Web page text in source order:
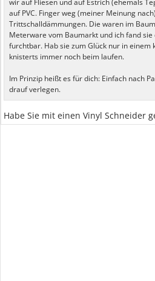
wir auf Fliesen und auf Estrich (ehemals
auf PVC. Finger weg (meiner Meinung
Trittschalldämmungen. Die waren im
Meterware vom Baumarkt und ich fand
furchtbar. Hab sie zum Glück nur in einem
knisterts immer noch beim laufen.
Im Prinzip heißt es für dich: Einfach nach
drauf verlegen.
Habe Sie mit einen Vinyl Schneider